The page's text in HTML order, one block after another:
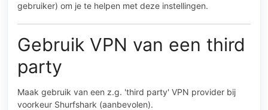
gebruiker) om je te helpen met deze instellingen.
Gebruik VPN van een third
party
Maak gebruik van een z.g. 'third party' VPN provider bij
voorkeur Shurfshark (aanbevolen).